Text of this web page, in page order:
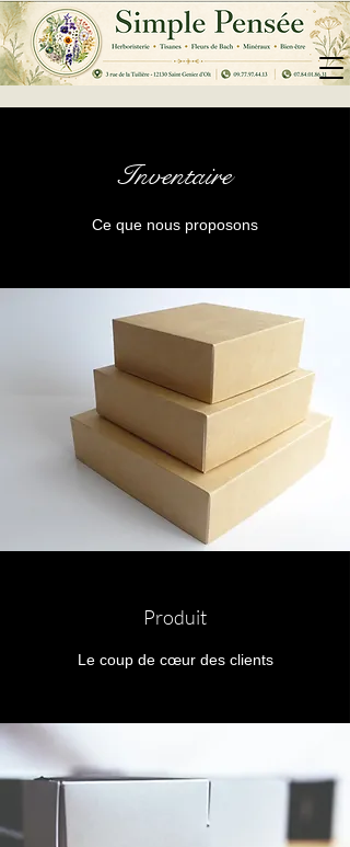
Inventaire
Ce que nous proposons
Produit
Le coup de cœur des clients